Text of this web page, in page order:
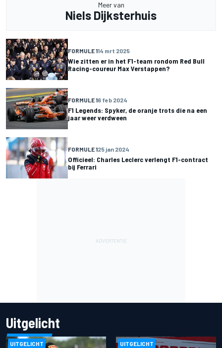
Meer van
Niels Dijksterhuis
FORMULE 114 mrt 2025
Wie zitten er in het F1-team rondom Red Bull
Racing-coureur Max Verstappen?
FORMULE 16 feb 2024
F1 Legends: Spyker, de oranje trots die na een
jaar weer verdween
FORMULE 125 jan 2024
Officieel: Charles Leclerc verlengt F1-contract
bij Ferrari
Uitgelicht
UITGELICHT UITGELICHT